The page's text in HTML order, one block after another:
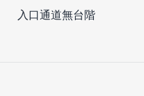
入口通道無台階